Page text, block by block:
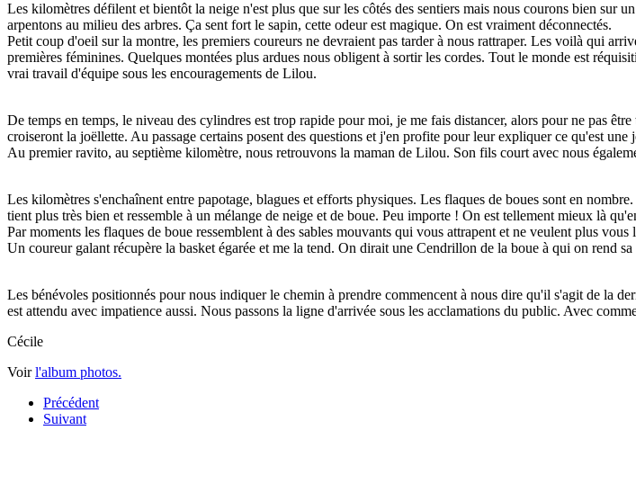
Les kilomètres défilent et bientôt la neige n'est plus que sur les côtés des sentiers mais nous courons bien sur
arpentons au milieu des arbres. Ça sent fort le sapin, cette odeur est magique. On est vraiment déconnectés.
Petit coup d'oeil sur la montre, les premiers coureurs ne devraient pas tarder à nous rattraper. Les voilà qui
premières féminines. Quelques montées plus ardues nous obligent à sortir les cordes. Tout le monde est
vrai travail d'équipe sous les encouragements de Lilou.
De temps en temps, le niveau des cylindres est trop rapide pour moi, je me fais distancer, alors pour ne pas
croiseront la joëllette. Au passage certains posent des questions et j'en profite pour leur expliquer ce qu'est
Au premier ravito, au septième kilomètre, nous retrouvons la maman de Lilou. Son fils court avec nous
Les kilomètres s'enchaînent entre papotage, blagues et efforts physiques. Les flaques de boues sont en
tient plus très bien et ressemble à un mélange de neige et de boue. Peu importe ! On est tellement mieux là
Par moments les flaques de boue ressemblent à des sables mouvants qui vous attrapent et ne veulent plus
Un coureur galant récupère la basket égarée et me la tend. On dirait une Cendrillon de la boue à qui on rend
Les bénévoles positionnés pour nous indiquer le chemin à prendre commencent à nous dire qu'il s'agit de la
est attendu avec impatience aussi. Nous passons la ligne d'arrivée sous les acclamations du public. Avec
Cécile
Voirl'album photos.
Précédent
Suivant